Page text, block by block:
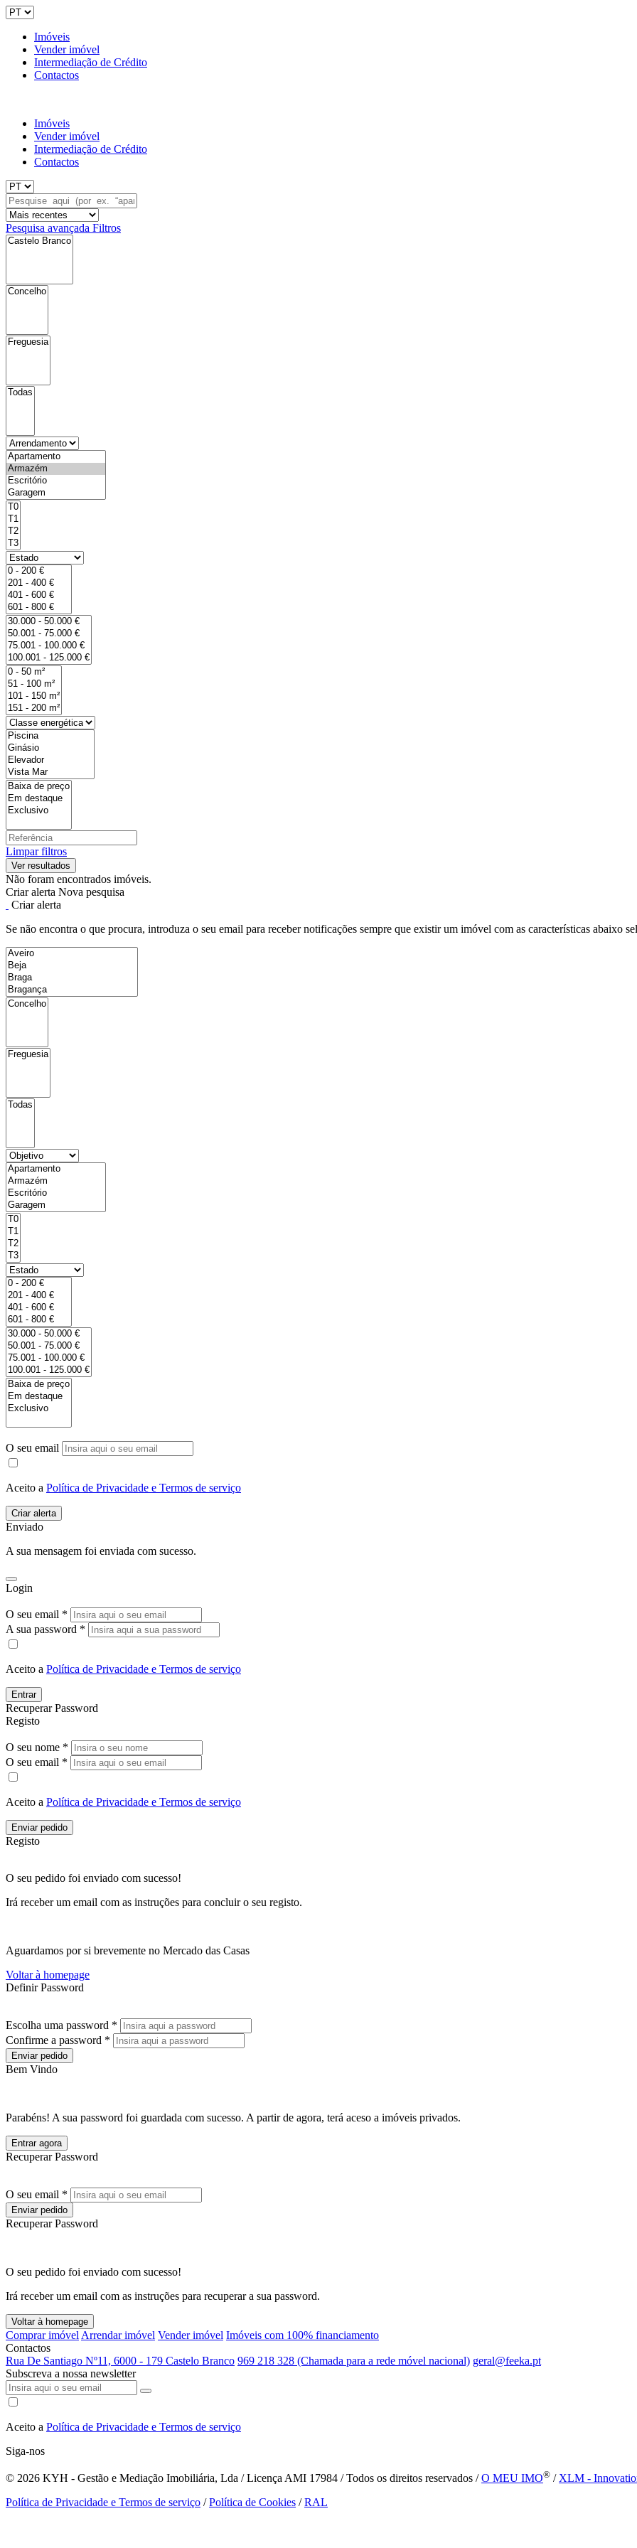
Imóveis
Vender imóvel
Intermediação de Crédito
Contactos
Imóveis
Vender imóvel
Intermediação de Crédito
Contactos
Pesquisa avançada Filtros
Limpar filtros
Não foram encontrados imóveis.
Criar alerta Nova pesquisa
Criar alerta
Se não encontra o que procura, introduza o seu email para receber notificações sempre que existir um imóvel com as características abaixo
O seu email
Aceito a Política de Privacidade e Termos de serviço
Enviado
A sua mensagem foi enviada com sucesso.
Login
O seu email *
A sua password *
Aceito a Política de Privacidade e Termos de serviço
Entrar
Recuperar Password
Registo
O seu nome *
O seu email *
Aceito a Política de Privacidade e Termos de serviço
Enviar pedido
Registo
O seu pedido foi enviado com sucesso!
Irá receber um email com as instruções para concluir o seu registo.
Aguardamos por si brevemente no Mercado das Casas
Voltar à homepage
Definir Password
Escolha uma password *
Confirme a password *
Enviar pedido
Bem Vindo
Parabéns! A sua password foi guardada com sucesso. A partir de agora, terá aceso a imóveis privados.
Entrar agora
Recuperar Password
O seu email *
Enviar pedido
Recuperar Password
O seu pedido foi enviado com sucesso!
Irá receber um email com as instruções para recuperar a sua password.
Voltar à homepage
Comprar imóvel Arrendar imóvel Vender imóvel Imóveis com 100% financiamento
Contactos
Rua De Santiago Nº11, 6000 - 179 Castelo Branco 969 218 328 (Chamada para a rede móvel nacional) geral@feeka.pt
Subscreva a nossa newsletter
Aceito a Política de Privacidade e Termos de serviço
Siga-nos
© 2026 KYH - Gestão e Mediação Imobiliária, Lda / Licença AMI 17984 / Todos os direitos reservados /O MEU IMO® / XLM -
Política de Privacidade e Termos de serviço /Política de Cookies /RAL